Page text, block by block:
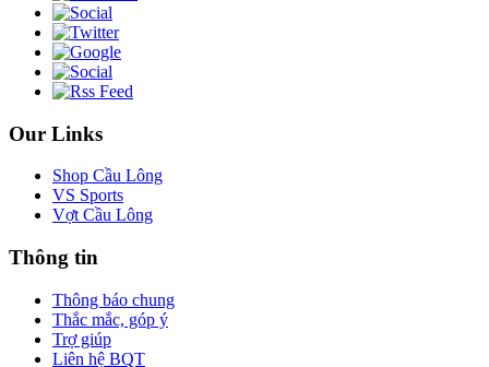
Our Links
Shop Cầu Lông
VS Sports
Vợt Cầu Lông
Thông tin
Thông báo chung
Thắc mắc, góp ý
Trợ giúp
Liên hệ BQT